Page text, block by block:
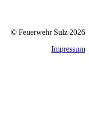
© Feuerwehr Sulz 2026
Impressum